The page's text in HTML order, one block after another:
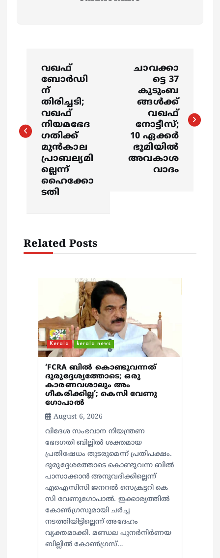
t
g
വഖഫ്
ബോര്‍ഡി
ന്
തിരിച്ചടി;
വഖഫ്
നിയമഭേദ
ഗതിക്ക്
മുന്‍കാല
പ്രാബല്യമി
ല്ലെന്ന്
ഹൈക്കോ
ടതി
ചാവക്കാ
ട്ടെ 37
കുടുംബ
ങ്ങൾക്ക്
വഖഫ്
നോട്ടീസ്;
10 ഏക്കർ
ഭൂമിയിൽ
അവകാശ
വാദം
Related Posts
Kerala kerala news
‘FCRA ബിൽ കൊണ്ടുവന്നത്
ദുരുദ്ദേശ്യത്തോടെ; ഒരു
കാരണവശാലും അം​
ഗീകരിക്കില്ല’; കെസി വേണു​
ഗോപാൽ
August 6, 2026
വിദേശ സംഭവാന നിയന്ത്രണ
ഭേദഗതി ബില്ലിൽ ശക്തമായ
പ്രതിഷേധം തുടരുമെന്ന് പ്രതിപക്ഷം.
ദുരുദ്ദേശത്തോടെ കൊണ്ടുവന്ന ബിൽ
പാസാക്കാൻ അനുവദിക്കില്ലെന്ന്
എഐസിസി ജനറൽ സെക്രട്ടറി കെ
സി വേണുഗോപാൽ. ഇക്കാര്യത്തിൽ
കോൺഗ്രസുമായി ചർച്ച
നടത്തിയിട്ടില്ലെന്ന് അദേഹം
വ്യക്തമാക്കി. മണ്ഡല പുനർനിർണയ
ബില്ലിൽ കോൺഗ്രസ്…